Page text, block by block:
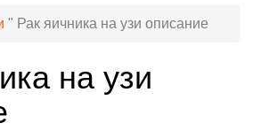
" Рак яичника на узи описание
на узи